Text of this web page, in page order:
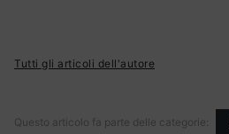
Tutti gli articoli dell'autore
Questo articolo fa parte delle categorie: